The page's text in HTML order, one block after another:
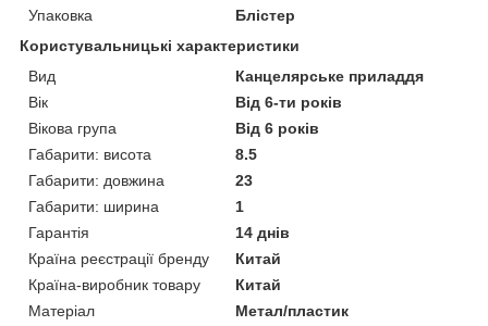
Упаковка
Блістер
Користувальницькі характеристики
Вид
Канцелярське приладдя
Вік
Від 6-ти років
Вікова група
Від 6 років
Габарити: висота
8.5
Габарити: довжина
23
Габарити: ширина
1
Гарантія
14 днів
Країна реєстрації бренду
Китай
Країна-виробник товару
Китай
Матеріал
Метал/пластик